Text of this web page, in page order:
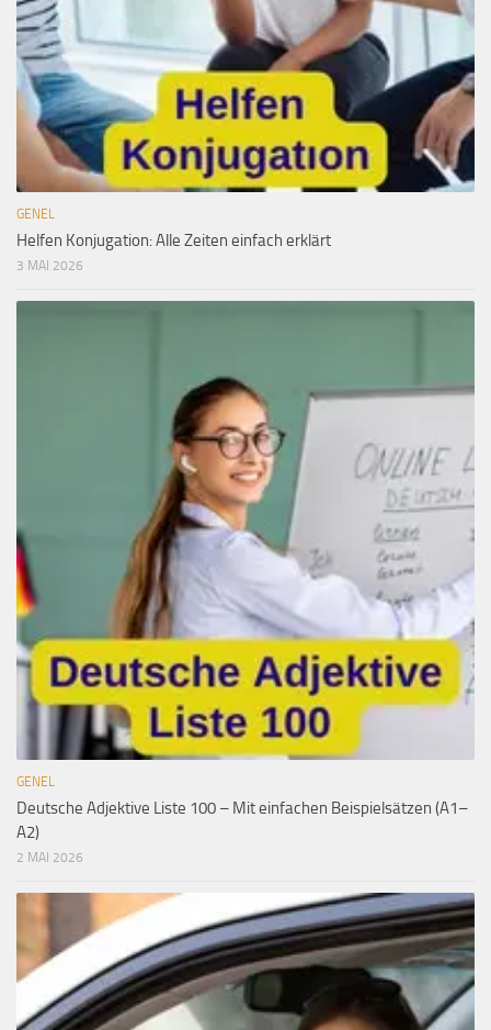
GENEL
Helfen Konjugation: Alle Zeiten einfach erklärt
3 MAI 2026
GENEL
Deutsche Adjektive Liste 100 – Mit einfachen Beispielsätzen (A1–
A2)
2 MAI 2026